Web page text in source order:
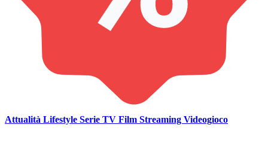
Attualità Lifestyle Serie TV Film Streaming Videogioco